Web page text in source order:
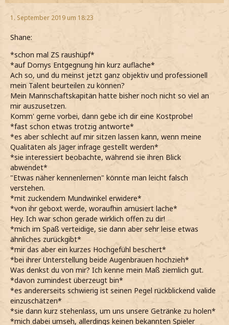
1. September 2019 um 18:23
Shane:
*schon mal ZS raushüpf*
*auf Dornys Entgegnung hin kurz auflache*
Ach so, und du meinst jetzt ganz objektiv und professionell
mein Talent beurteilen zu können?
Mein Mannschaftskapitän hatte bisher noch nicht so viel an
mir auszusetzen.
Komm' gerne vorbei, dann gebe ich dir eine Kostprobe!
*fast schon etwas trotzig antworte*
*es aber schlecht auf mir sitzen lassen kann, wenn meine
Qualitäten als Jäger infrage gestellt werden*
*sie interessiert beobachte, während sie ihren Blick
abwendet*
"Etwas näher kennenlernen" könnte man leicht falsch
verstehen.
*mit zuckendem Mundwinkel erwidere*
*von ihr geboxt werde, woraufhin amüsiert lache*
Hey. Ich war schon gerade wirklich offen zu dir!
*mich im Spaß verteidige, sie dann aber sehr leise etwas
ähnliches zurückgibt*
*mir das aber ein kurzes Hochgefühl beschert*
*bei ihrer Unterstellung beide Augenbrauen hochzieh*
Was denkst du von mir? Ich kenne mein Maß ziemlich gut.
*davon zumindest überzeugt bin*
*es andererseits schwierig ist seinen Pegel rückblickend valide
einzuschätzen*
*sie dann kurz stehenlass, um uns unsere Getränke zu holen*
*mich dabei umseh, allerdings keinen bekannten Spieler